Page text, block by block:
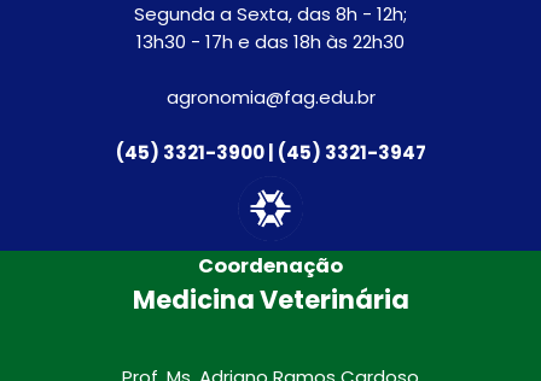
Segunda a Sexta, das 8h - 12h;
13h30 - 17h e das 18h às 22h30
agronomia@fag.edu.br
(45) 3321-3900 | (45) 3321-3947
Coordenação
Medicina Veterinária